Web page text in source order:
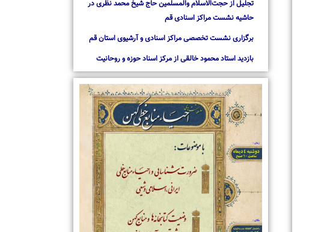
تجلیل از حجت‌الاسلام والمسلمین حاج شیخ محمد نظری در
حاشیه نشست مراکز اسنادی قم
برگزاری نشست تخصصی مراکز اسنادی و آرشیوی استان قم
بازدید استاد محمود خالقی از مرکز اسناد حوزه و روحانیت